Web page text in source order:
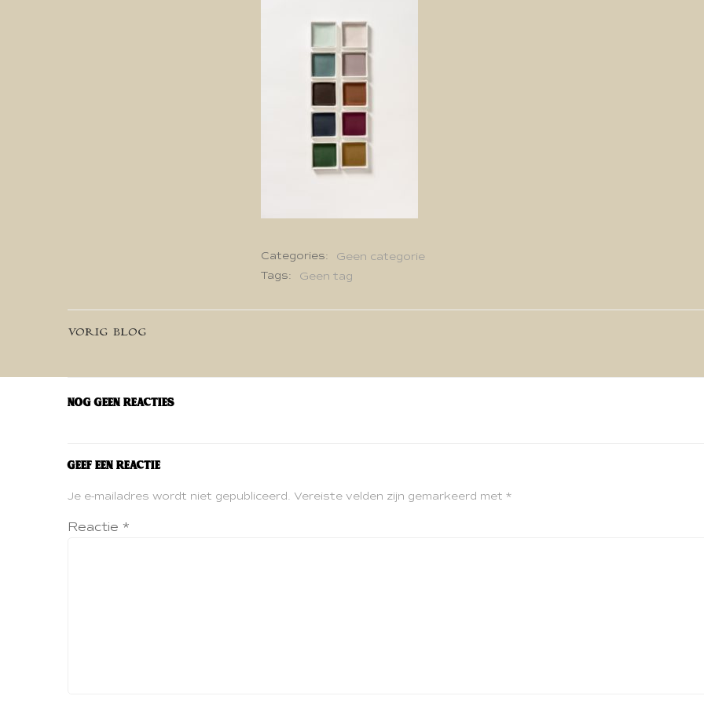
Categories:
Geen categorie
Tags:
Geen tag
Bericht
navigatie
VORIG BLOG
Nog geen reacties
Geef een reactie
Je e-mailadres wordt niet gepubliceerd. Vereiste velden zijn gemarkeerd met *
Reactie *